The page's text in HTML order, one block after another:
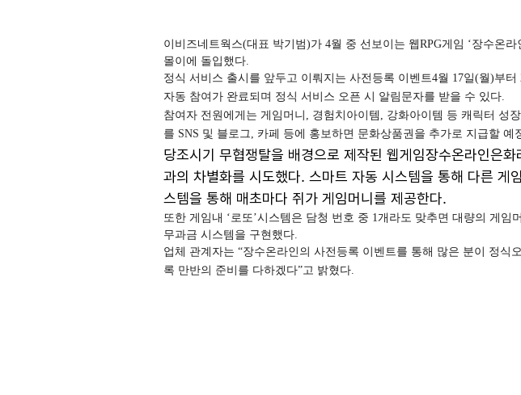
이비즈네트웍스(대표 박기범)가 4월 중 선보이는 웹RPG게임 ‘장수온
몰이에 돌입했다.
정식 서비스 출시를 앞두고 이뤄지는 사전등록 이벤트4월 17일(월)부
자동 참여가 완료되며 정식 서비스 오픈 시 알림문자를 받을 수 있다.
참여자 전원에게는 게임머니, 경험치아이템, 강화아이템 등 캐릭터 성
를 SNS 및 블로그, 카페 등에 홍보하면 문화상품권을 추가로 지급할 예
당조시기 무협쟁탈을 배경으로 제작된 웹게임장수온라인은
과의 차별화를 시도했다. 스마트 자동 시스템을 통해 다른 게
스템을 통해 매초마다 쥐가 게임머니를 제공한다.
또한 게임내 ‘로또’시스템은 담청 번호 중 1개라도 맞추면 대량의 게
무과금 시스템을 구현했다.
업체 관계자는 “장수온라인의 사전등록 이벤트를 통해 많은 분이 정
록 만반의 준비를 다하겠다”고 밝혔다.